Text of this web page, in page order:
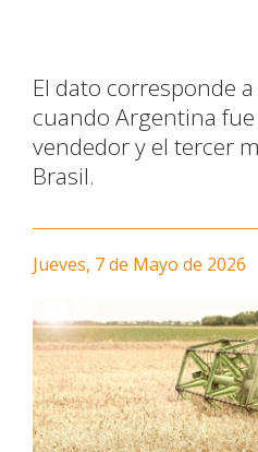
El dato corresponde
cuando Argentina
vendedor y el tercer
Brasil.
Jueves, 7 de Mayo de 2026